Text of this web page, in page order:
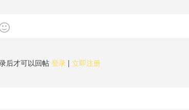
后才可以回帖 登录 | 立即注册